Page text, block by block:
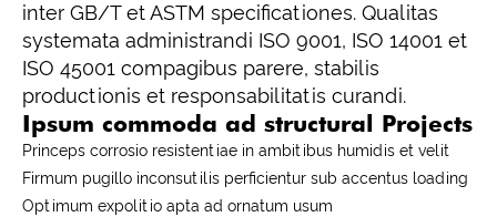
inter GB/T et ASTM specificationes. Qualitas
systemata administrandi ISO 9001, ISO 14001 et
ISO 45001 compagibus parere, stabilis
productionis et responsabilitatis curandi.
Ipsum commoda ad structural Projects
Princeps corrosio resistentiae in ambitibus humidis et velit
Firmum pugillo inconsutilis perficientur sub accentus loading
Optimum expolitio apta ad ornatum usum